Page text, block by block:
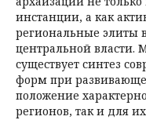
инстанции, а как
региональные элиты
центральной власти.
существует синтез
форм при
положение
регионов, так и для